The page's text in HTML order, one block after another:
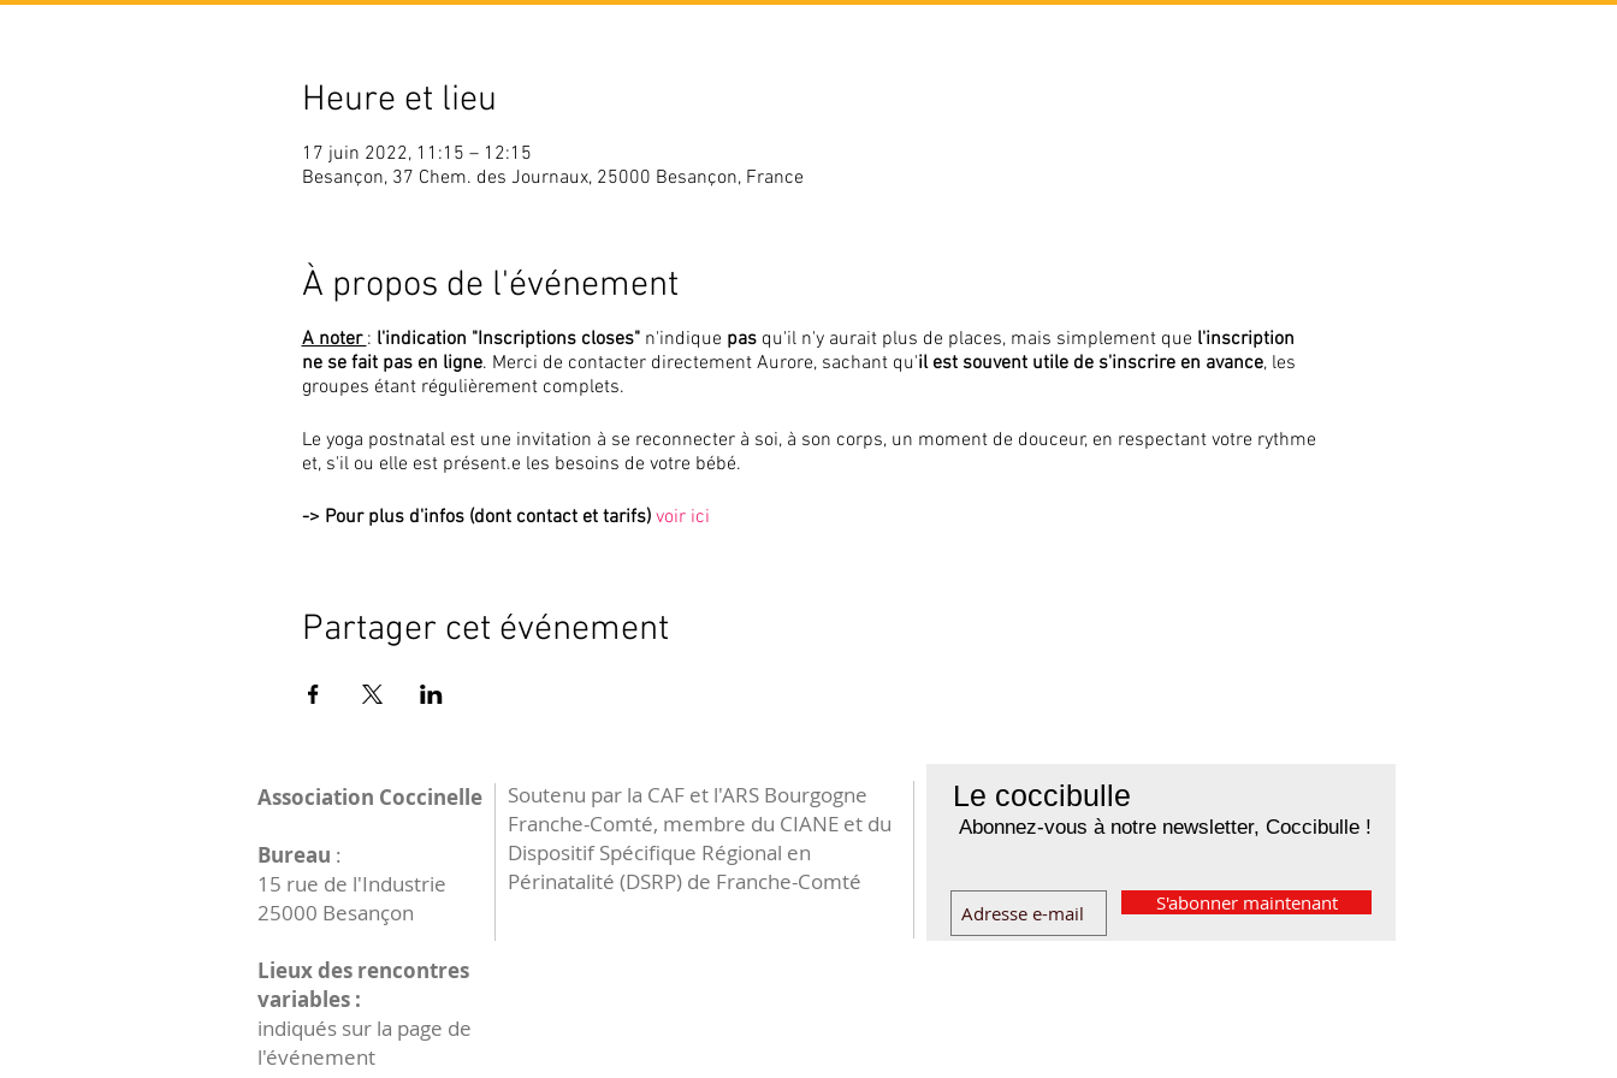
Heure et lieu
17 juin 2022, 11:15 – 12:15
Besançon, 37 Chem. des Journaux, 25000 Besançon, France
À propos de l'événement
A noter: l'indication "Inscriptions closes"n'indique pas qu'il n'y aurait plus de places, mais simplement que l'inscription
ne se fait pas en ligne. Merci de contacter directement Aurore, sachant qu'il est souvent utile de s'inscrire en avance, les
groupes étant régulièrement complets.
Le yoga postnatal est une invitation à se reconnecter à soi, à son corps, un moment de douceur, en respectant votre rythme
et, s'il ou elle est présent.e les besoins de votre bébé.
-> Pour plus d'infos (dont contact et tarifs) voir ici
Partager cet événement
Le coccibulle
Abonnez-vous à notre newsletter, Coccibulle !
S'abonner maintenant
Association Coccinelle
Bureau :
15 rue de l'Industrie
25000 Besançon
Lieux des rencontres
variables :
indiqués sur la page de
l'événement
Soutenu par la CAF et l'ARS Bourgogne
Franche-Comté, membre du CIANE et du
Dispositif Spécifique Régional en
Périnatalité (DSRP) de Franche-Comté